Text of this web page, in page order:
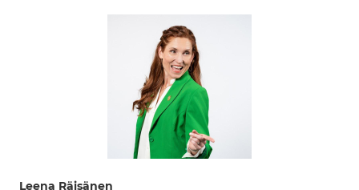
Leena Räisänen